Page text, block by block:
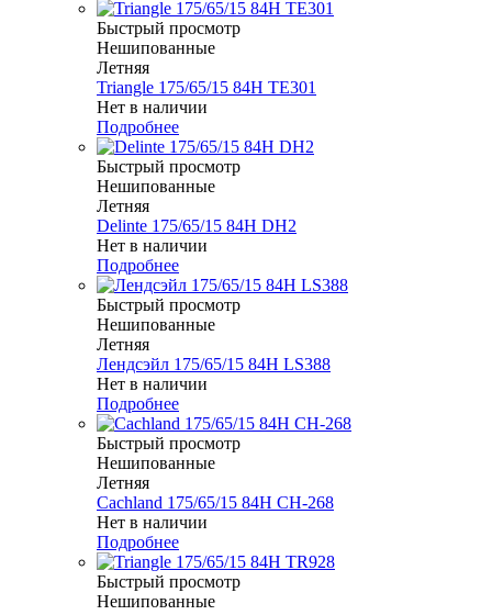
Быстрый просмотр
Нешипованные
Летняя
Triangle 175/65/15 84H TE301
Нет в наличии
Подробнее
Быстрый просмотр
Нешипованные
Летняя
Delinte 175/65/15 84H DH2
Нет в наличии
Подробнее
Быстрый просмотр
Нешипованные
Летняя
Лендсэйл 175/65/15 84H LS388
Нет в наличии
Подробнее
Быстрый просмотр
Нешипованные
Летняя
Cachland 175/65/15 84H CH-268
Нет в наличии
Подробнее
Быстрый просмотр
Нешипованные